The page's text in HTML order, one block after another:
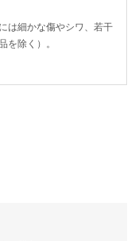
は細かな傷やシワ、若干
を除く）。